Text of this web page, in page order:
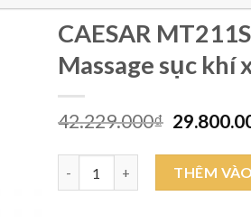
CAESAR
Massage sục khí
42.229.000₫ Giá
là:
CAESAR MT211SAL/SAR 1.7M
THÊM